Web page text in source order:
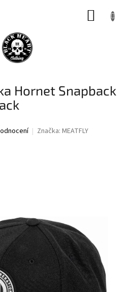
Hornet Snapback
Značka: MEATFLY